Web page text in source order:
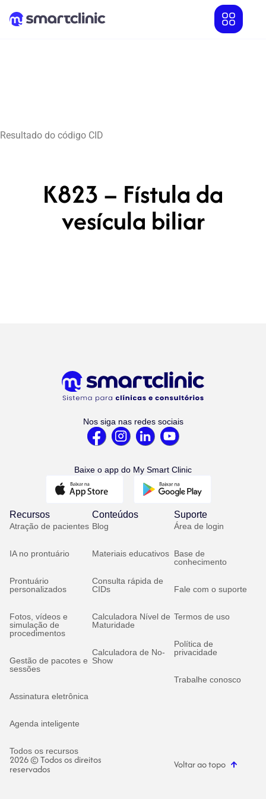
Resultado do código CID
K823 – Fístula da
vesícula biliar
Nos siga nas redes sociais
Baixe o app do My Smart Clinic
Recursos
Atração de pacientes
IA no prontuário
Prontuário
personalizados
Fotos, vídeos e
simulação de
procedimentos
Gestão de pacotes e
sessões
Assinatura eletrônica
Agenda inteligente
Todos os recursos
Conteúdos
Blog
Materiais educativos
Consulta rápida de
CIDs
Calculadora Nível de
Maturidade
Calculadora de No-
Show
Suporte
Área de login
Base de
conhecimento
Fale com o suporte
Termos de uso
Política de
privacidade
Trabalhe conosco
2026 © Todos os direitos
reservados Voltar ao topo